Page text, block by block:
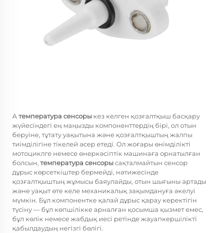
А температура сенсоры кез келген қозғалтқыш басқару
жүйесіндегі ең маңызды компоненттердің бірі, ол отын
беруіне, тұтату уақытына және қозғалтқыштың жалпы
тиімділігіне тікелей әсер етеді. Ол жоғары өнімділікті
мотоциклге немесе өнеркәсіптік машинаға орнатылған
болсын, температура сенсорысақталмайтын сенсор
дұрыс көрсеткіштер бермейді, нәтижесінде
қозғалтқыштың жұмысы баяулайды, отын шығыны артады
және уақыт өте келе механикалық зақымдануға әкелуі
мүмкін. Бұл компонентке қалай дұрыс қарау керектігін
түсіну — бұл көпшілікке арналған қосымша қызмет емес,
бұл көлік немесе жабдық иесі ретінде жауапкершілікті
қабылдаудың негізгі бөлігі.